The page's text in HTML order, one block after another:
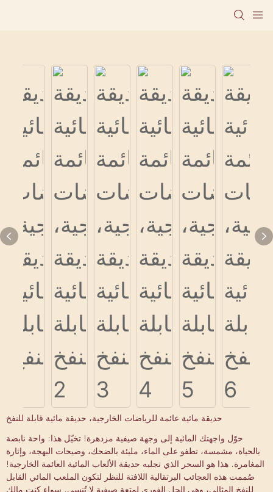
حديقة مائية عائمة للرياضات الخارجية، حديقة مائية قابلة للنفخ
حوّل واجهتك المائية إلى وجهة صيفية مزدهرة! تخيّل هذا: واحة نابضة
بالحياة، مشمسة، تطفو على الماء، مليئة بالضحك، وصيحات البهجة، وإثارة
المغامرة. هذا هو السحر الذي تجلبه حديقة الألعاب المائية العائمة الخارجية!
صُممت هذه العجائب البرتقالية اللافتة للنظر لتكون الملعب المائي القابل
للنفخ المثالي، وهي الحل الفوري لمتعة صيفية لا تُنسى. سواء كنت مالك